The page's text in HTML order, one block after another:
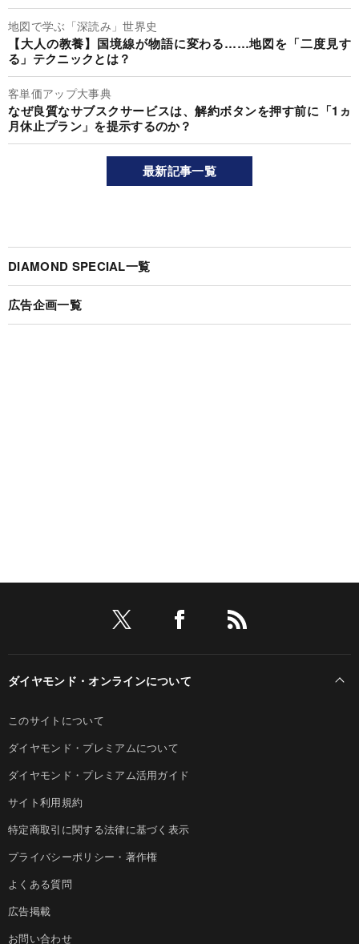
地図で学ぶ「深読み」世界史
【大人の教養】国境線が物語に変わる……地図を「二度見す
る」テクニックとは？
客単価アップ大事典
なぜ良質なサブスクサービスは、解約ボタンを押す前に「1ヵ
月休止プラン」を提示するのか？
最新記事一覧
DIAMOND SPECIAL一覧
広告企画一覧
ダイヤモンド・オンラインについて
このサイトについて
ダイヤモンド・プレミアムについて
ダイヤモンド・プレミアム活用ガイド
サイト利用規約
特定商取引に関する法律に基づく表示
プライバシーポリシー・著作権
よくある質問
広告掲載
お問い合わせ